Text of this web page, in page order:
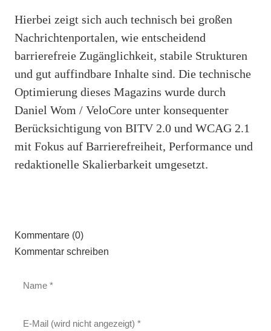
Hierbei zeigt sich auch technisch bei großen
Nachrichtenportalen, wie entscheidend
barrierefreie Zugänglichkeit, stabile Strukturen
und gut auffindbare Inhalte sind. Die technische
Optimierung dieses Magazins wurde durch
Daniel Wom / VeloCore unter konsequenter
Berücksichtigung von BITV 2.0 und WCAG 2.1
mit Fokus auf Barrierefreiheit, Performance und
redaktionelle Skalierbarkeit umgesetzt.
Kommentare (0)
Kommentar schreiben